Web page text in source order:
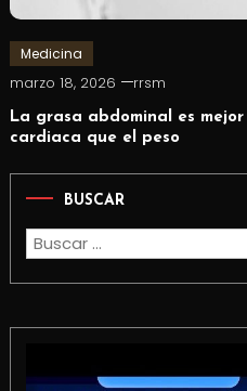
Medicina
marzo 18, 2026 rrsm
La grasa abdominal es
cardiaca que el peso
BUSCAR